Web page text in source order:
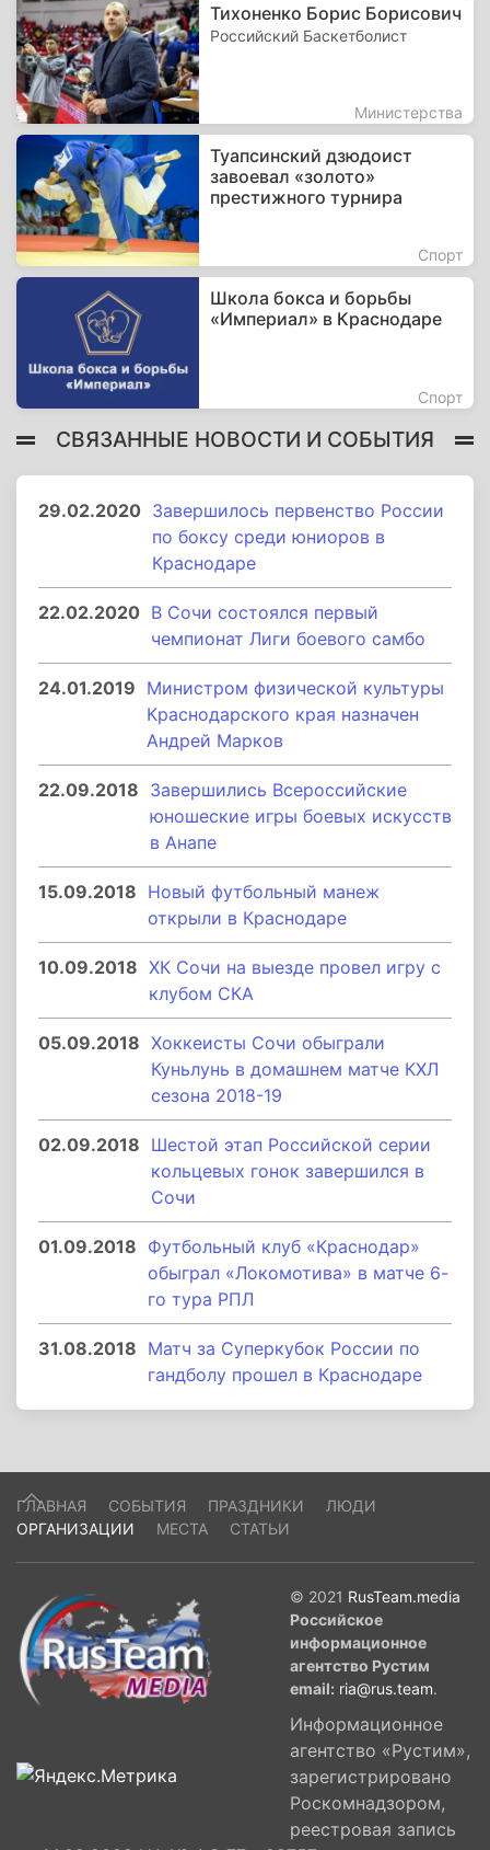
Тихоненко Борис Борисович
Российский Баскетболист
Министерства
Туапсинский дзюдоист
завоевал «золото»
престижного турнира
Спорт
Школа бокса и борьбы
«Империал» в Краснодаре
Спорт
СВЯЗАННЫЕ НОВОСТИ И СОБЫТИЯ
29.02.2020 Завершилось первенство России
по боксу среди юниоров в
Краснодаре
22.02.2020 В Сочи состоялся первый
чемпионат Лиги боевого самбо
24.01.2019 Министром физической культуры
Краснодарского края назначен
Андрей Марков
22.09.2018 Завершились Всероссийские
юношеские игры боевых искусств
в Анапе
15.09.2018 Новый футбольный манеж
открыли в Краснодаре
10.09.2018 ХК Сочи на выезде провел игру с
клубом СКА
05.09.2018 Хоккеисты Сочи обыграли
Куньлунь в домашнем матче КХЛ
сезона 2018-19
02.09.2018 Шестой этап Российской серии
кольцевых гонок завершился в
Сочи
01.09.2018 Футбольный клуб «Краснодар»
обыграл «Локомотива» в матче 6-
го тура РПЛ
31.08.2018 Матч за Суперкубок России по
гандболу прошел в Краснодаре
ГЛАВНАЯ СОБЫТИЯ ПРАЗДНИКИ
ЛЮДИ
ОРГАНИЗАЦИИ
МЕСТА СТАТЬИ
© 2021 RusTeam.media
Российское
информационное
агентство Рустим
email: ria@rus.team.
Информационное
агентство «Рустим»,
зарегистрировано
Роскомнадзором,
реестровая запись